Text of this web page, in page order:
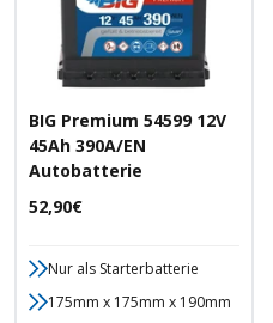
BIG Premium 54599 12V
45Ah 390A/EN
Autobatterie
Angebotspreis
52,90€
Nur als Starterbatterie
175mm x 175mm x 190mm